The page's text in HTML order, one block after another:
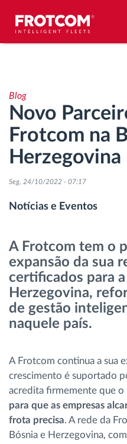
Análise do estilo de
Monitorização dos
Gestão de tarefas
Descarga remota de
Controlo de acesso
Gestão de Combustível
Planeamento e
Ver todas as
Como resolvemos cada
Blog
Novo
Frotcom na
Herzegovina
Seg, 24/10/2022 - 07:17
Notícias e Eventos
A Frotcom tem o
expansão da sua
certificados para
Herzegovina,
de gestão
naquele país.
A Frotcom continua a sua
crescimento é suportado
acredita firmemente que o
para que as empresas
frota precisa. A rede da
Bósnia e Herzegovina,